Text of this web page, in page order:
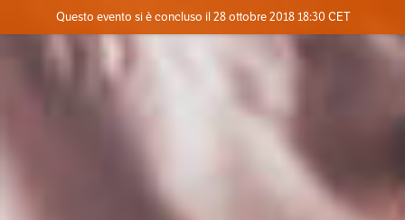
Dove
Contatta l'organizzatore
Questo evento si è concluso il 28 ottobre 2018 18:30 CET